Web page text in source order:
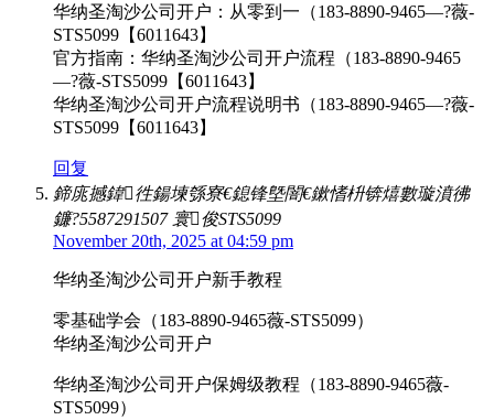
华纳圣淘沙公司开户：从零到一（183-8890-9465—?薇-
STS5099【6011643】
官方指南：华纳圣淘沙公司开户流程（183-8890-9465
—?薇-STS5099【6011643】
华纳圣淘沙公司开户流程说明书（183-8890-9465—?薇-
STS5099【6011643】
回复
鍗庣撼鍏徃鍚堜綔寮€鎴锋墍闇€鏉愭枡锛熺數璇濆彿
鐮?5587291507 寰俊STS5099
November 20th, 2025 at 04:59 pm
华纳圣淘沙公司开户新手教程
零基础学会（183-8890-9465薇-STS5099）
华纳圣淘沙公司开户
华纳圣淘沙公司开户保姆级教程（183-8890-9465薇-
STS5099）